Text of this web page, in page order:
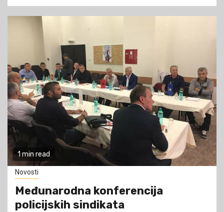
1 min read
Novosti
Međunarodna konferencija
policijskih sindikata